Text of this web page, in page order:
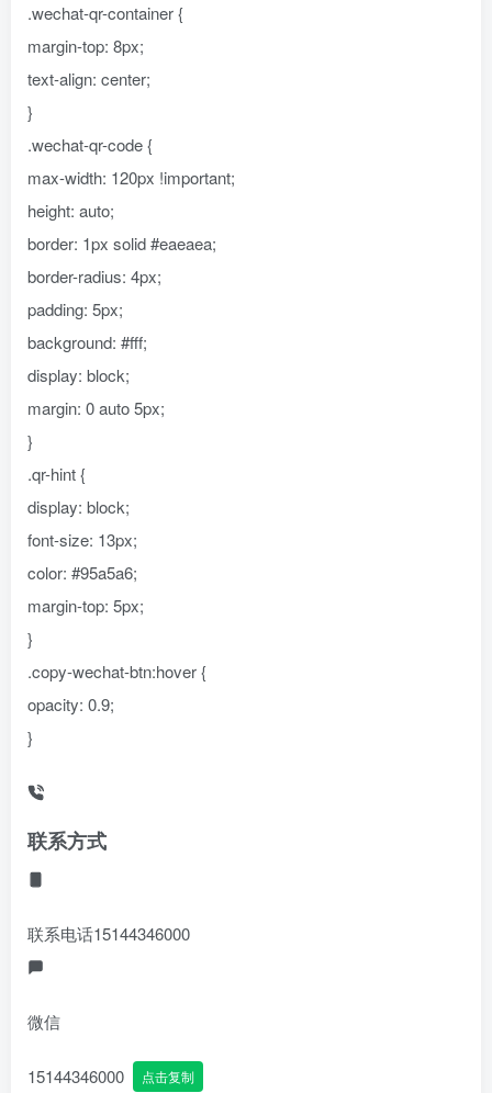
.wechat-qr-container {
margin-top: 8px;
text-align: center;
}
.wechat-qr-code {
max-width: 120px !important;
height: auto;
border: 1px solid #eaeaea;
border-radius: 4px;
padding: 5px;
background: #fff;
display: block;
margin: 0 auto 5px;
}
.qr-hint {
display: block;
font-size: 13px;
color: #95a5a6;
margin-top: 5px;
}
.copy-wechat-btn:hover {
opacity: 0.9;
}
联系方式
联系电话15144346000
微信
15144346000 点击复制